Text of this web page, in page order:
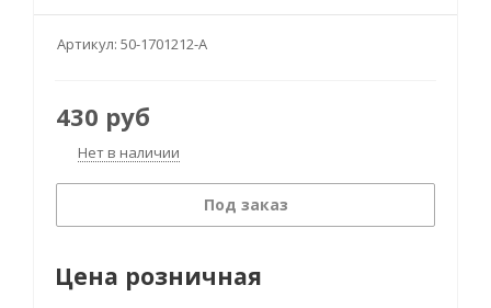
Артикул: 50-1701212-А
430 руб
Нет в наличии
Под заказ
Цена розничная